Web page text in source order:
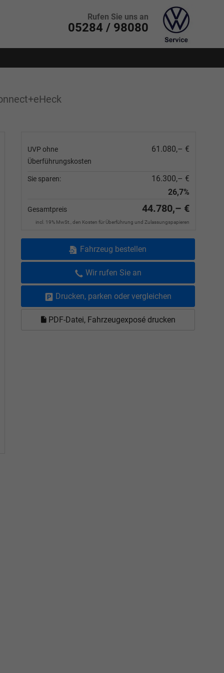
Rufen Sie uns an
05284 / 98080
UVP ohne
Überführungskosten
61.080,– €
Sie sparen:
16.300,– €
26,7%
Gesamtpreis 44.780,– €
incl. 19% MwSt., den Kosten für Überführung und Zulassungspapieren
Fahrzeug bestellen
Wir rufen Sie an
Drucken, parken oder vergleichen
PDF-Datei, Fahrzeugexposé drucken